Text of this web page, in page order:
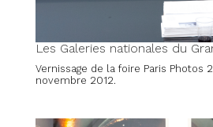
Les Galeries nationales du
Vernissage de la foire Paris Photos
novembre 2012.